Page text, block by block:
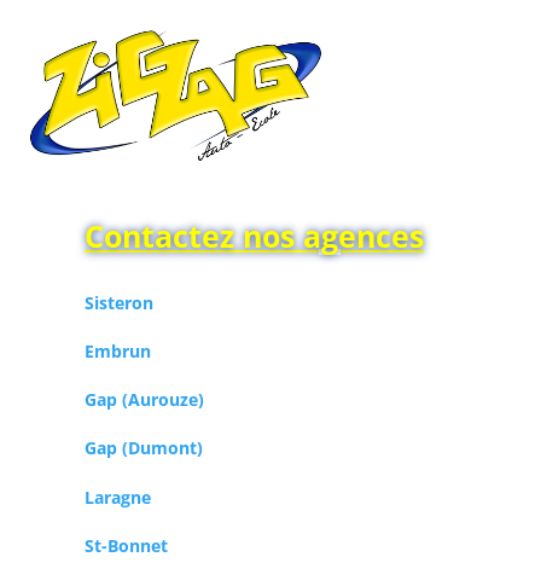
Contactez nos agences
Sisteron
Embrun
Gap (Aurouze)
Gap (Dumont)
Laragne
St-Bonnet